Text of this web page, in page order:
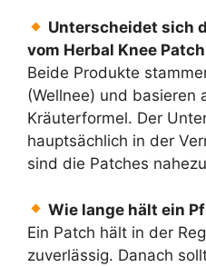
Unterscheidet sich
vom Herbal Knee
Beide Produkte
(Wellnee) und basieren
Kräuterformel. Der
hauptsächlich in der
sind die Patches
Wie lange hält ein
Ein Patch hält in der
zuverlässig. Danach